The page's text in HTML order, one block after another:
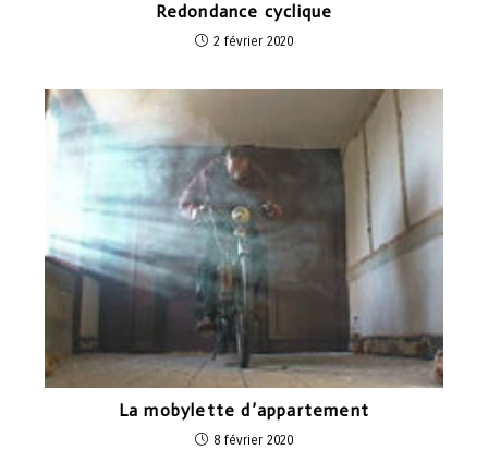
Redondance cyclique
2 février 2020
La mobylette d’appartement
8 février 2020